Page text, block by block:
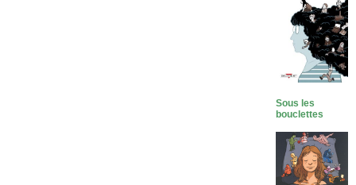
Sous les
bouclettes